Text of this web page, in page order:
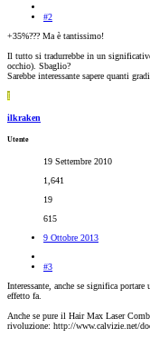
#2
+35%??? Ma è tantissimo!
Il tutto si tradurrebbe in un
occhio). Sbaglio?
Sarebbe interessante sapere quanti
I
ilkraken
Utente
19 Settembre 2010
1,641
19
615
9 Ottobre 2013
#3
Interessante, anche se significa
effetto fa.
Anche se pure il Hair Max Laser
rivoluzione: http://www.calvizie.net/